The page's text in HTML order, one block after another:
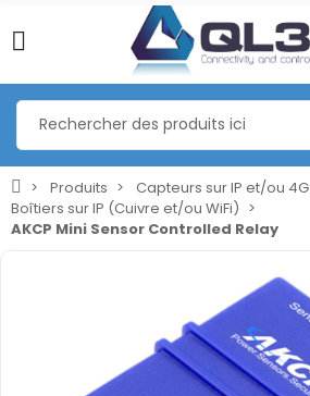
Produits
Capteurs sur IP et/ou 4G
Boîtiers sur IP (Cuivre et/ou WiFi)
AKCP Mini Sensor Controlled Relay